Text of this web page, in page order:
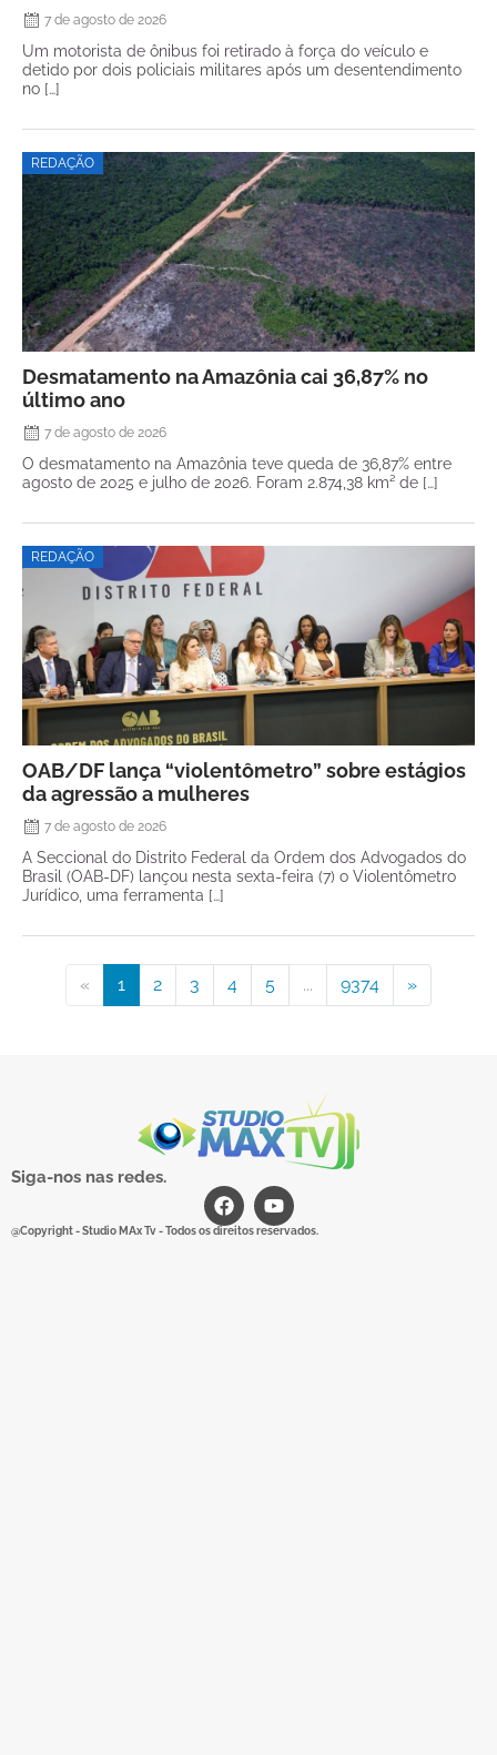
7 de agosto de 2026
Um motorista de ônibus foi retirado à força do veículo e
detido por dois policiais militares após um desentendimento
no […]
REDAÇÃO
Desmatamento na Amazônia cai 36,87% no
último ano
7 de agosto de 2026
O desmatamento na Amazônia teve queda de 36,87% entre
agosto de 2025 e julho de 2026. Foram 2.874,38 km² de […]
REDAÇÃO
OAB/DF lança “violentômetro” sobre estágios
da agressão a mulheres
7 de agosto de 2026
A Seccional do Distrito Federal da Ordem dos Advogados do
Brasil (OAB-DF) lançou nesta sexta-feira (7) o Violentômetro
Jurídico, uma ferramenta […]
« 1 2 3 4 5 ... 9374 »
Siga-nos nas redes.
@Copyright - Studio MAx Tv - Todos os direitos reservados.